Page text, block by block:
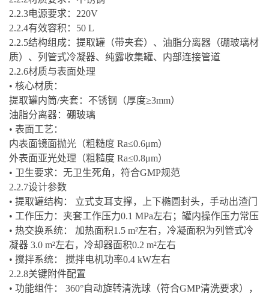
2.2.3电源要求： 220V
2.2.4有效容积： 50 L
2.2.5结构组成：提取罐（带夹套）、油脂分离器（硼玻璃材
质）、列管式冷凝器、纯露收集罐、内部连接管道
2.2.6材质与表面处理
• 核心材质：
提取罐内筒/夹套：不锈钢（厚度≥3mm）
油脂分离器：硼玻璃
• 表面工艺：
内表面镜面抛光（粗糙度 Ra≤0.6μm）
外表面亚光处理（粗糙度 Ra≤0.8μm）
• 卫生要求：无卫生死角，符合GMP规范
2.2.7设计参数
• 提取罐结构： 立式支耳支撑，上下椭圆封头，手动出渣门
• 工作压力：夹套工作压力0.1 MPa左右；罐内操作压力常压
• 热交换系统： 加热面积1.5 m²左右，冷凝面积为列管式冷
凝器 3.0 m²左右，冷却器面积0.2 m²左右
• 搅拌系统： 搅拌电机功率0.4 kW左右
2.2.8关键附件配置
• 功能组件： 360°自动旋转清洗球（符合GMP清洗要求），